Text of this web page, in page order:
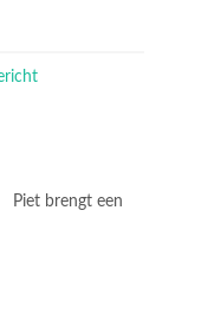
Piet brengt een